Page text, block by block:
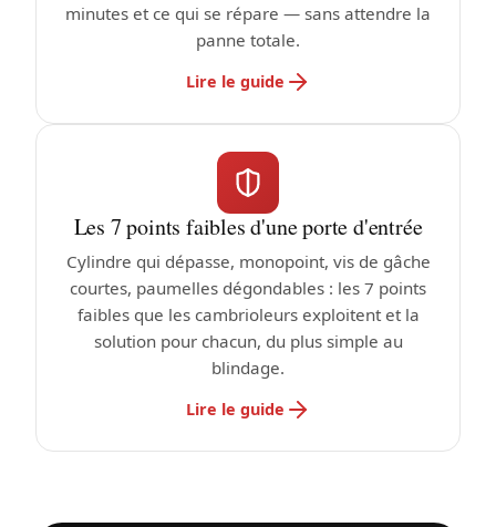
minutes et ce qui se répare — sans attendre la
panne totale.
Lire le guide
Les 7 points faibles d'une porte d'entrée
Cylindre qui dépasse, monopoint, vis de gâche
courtes, paumelles dégondables : les 7 points
faibles que les cambrioleurs exploitent et la
solution pour chacun, du plus simple au
blindage.
Lire le guide